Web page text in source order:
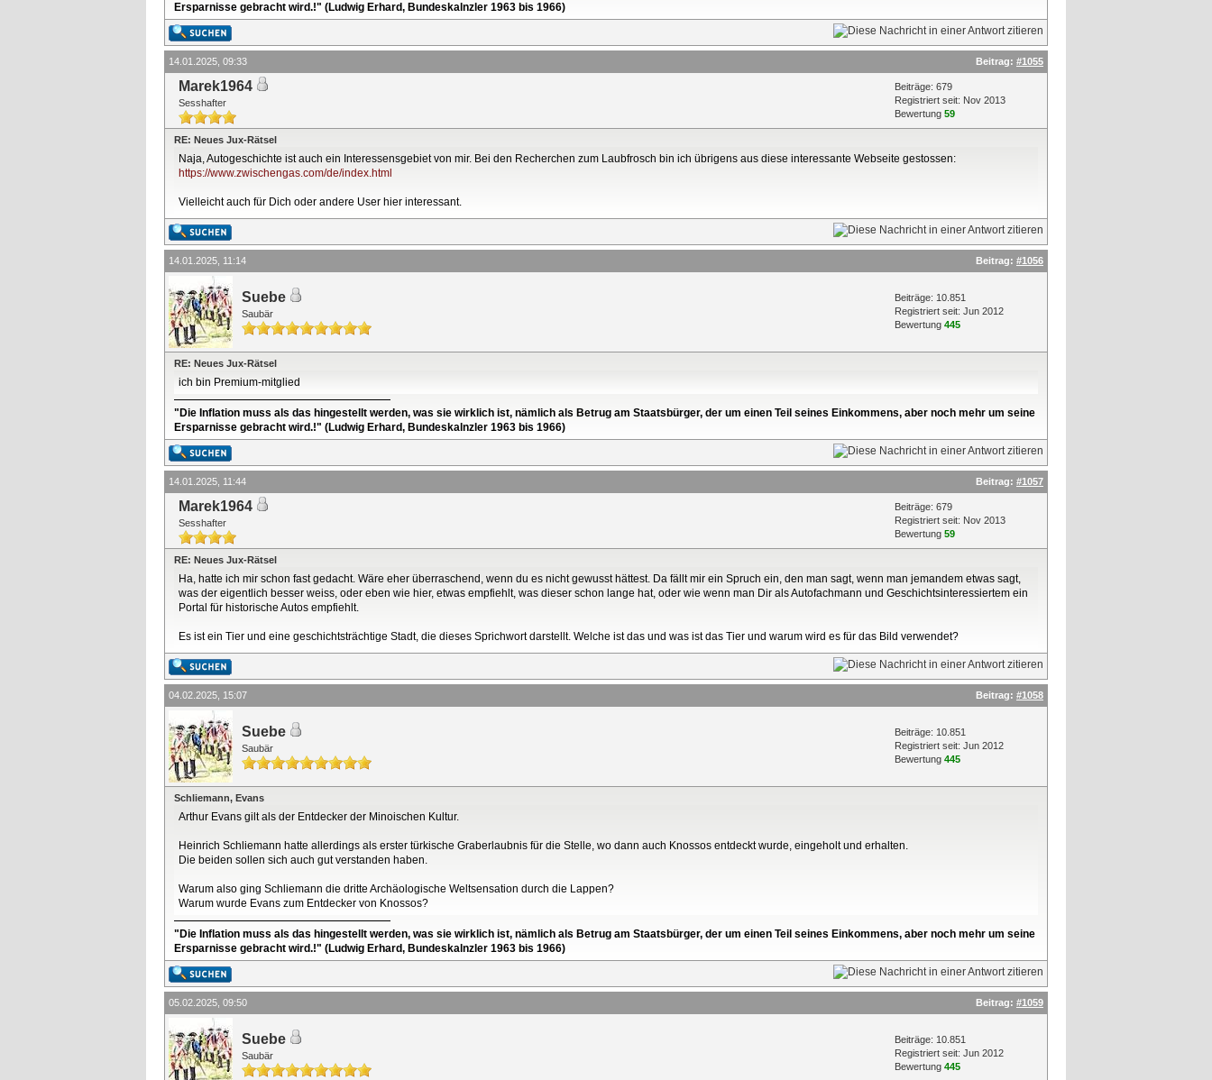
Ersparnisse gebracht wird.!" (Ludwig Erhard, Bundeskalnzler 1963 bis 1966)
14.01.2025, 09:33 Beitrag: #1055
Marek1964
Sesshafter
Beiträge: 679
Registriert seit: Nov 2013
Bewertung 59
RE: Neues Jux-Rätsel
Naja, Autogeschichte ist auch ein Interessensgebiet von mir. Bei den Recherchen zum Laubfrosch bin ich übrigens aus diese interessante Webseite gestossen:
https://www.zwischengas.com/de/index.html
Vielleicht auch für Dich oder andere User hier interessant.
14.01.2025, 11:14 Beitrag: #1056
Suebe
Saubär
Beiträge: 10.851
Registriert seit: Jun 2012
Bewertung 445
RE: Neues Jux-Rätsel
ich bin Premium-mitglied
"Die Inflation muss als das hingestellt werden, was sie wirklich ist, nämlich als Betrug am Staatsbürger, der um einen Teil seines Einkommens, aber noch mehr um seine
Ersparnisse gebracht wird.!" (Ludwig Erhard, Bundeskalnzler 1963 bis 1966)
14.01.2025, 11:44 Beitrag: #1057
Marek1964
Sesshafter
Beiträge: 679
Registriert seit: Nov 2013
Bewertung 59
RE: Neues Jux-Rätsel
Ha, hatte ich mir schon fast gedacht. Wäre eher überraschend, wenn du es nicht gewusst hättest. Da fällt mir ein Spruch ein, den man sagt, wenn man jemandem etwas sagt,
was der eigentlich besser weiss, oder eben wie hier, etwas empfiehlt, was dieser schon lange hat, oder wie wenn man Dir als Autofachmann und Geschichtsinteressiertem ein
Portal für historische Autos empfiehlt.
Es ist ein Tier und eine geschichtsträchtige Stadt, die dieses Sprichwort darstellt. Welche ist das und was ist das Tier und warum wird es für das Bild verwendet?
04.02.2025, 15:07 Beitrag: #1058
Suebe
Saubär
Beiträge: 10.851
Registriert seit: Jun 2012
Bewertung 445
Schliemann, Evans
Arthur Evans gilt als der Entdecker der Minoischen Kultur.
Heinrich Schliemann hatte allerdings als erster türkische Graberlaubnis für die Stelle, wo dann auch Knossos entdeckt wurde, eingeholt und erhalten.
Die beiden sollen sich auch gut verstanden haben.
Warum also ging Schliemann die dritte Archäologische Weltsensation durch die Lappen?
Warum wurde Evans zum Entdecker von Knossos?
"Die Inflation muss als das hingestellt werden, was sie wirklich ist, nämlich als Betrug am Staatsbürger, der um einen Teil seines Einkommens, aber noch mehr um seine
Ersparnisse gebracht wird.!" (Ludwig Erhard, Bundeskalnzler 1963 bis 1966)
05.02.2025, 09:50 Beitrag: #1059
Suebe
Saubär
Beiträge: 10.851
Registriert seit: Jun 2012
Bewertung 445